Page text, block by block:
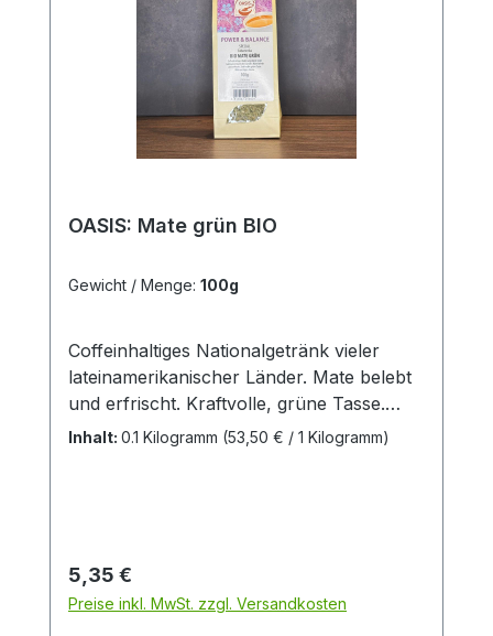
OASIS: Mate grün BIO
Gewicht / Menge: 100g
Coffeinhaltiges Nationalgetränk vieler
lateinamerikanischer Länder. Mate belebt
und erfrischt. Kraftvolle, grüne Tasse.
Mildrauchiges Aroma.Zutaten:Mate aus
Inhalt: 0.1 Kilogramm (53,50 € / 1 Kilogramm)
Regulärer Preis:
5,35 €
Preise inkl. MwSt. zzgl. Versandkosten